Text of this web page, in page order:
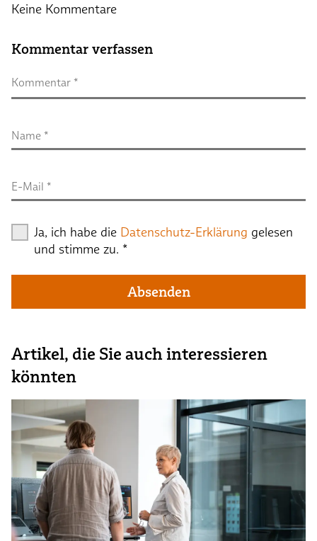
Keine Kommentare
Kommentar verfassen
Name *
Kommentar *
E-Mail *
Ja, ich habe die Datenschutz-Erklärung gelesen
und stimme zu. *
Absenden
Artikel, die Sie auch interessieren
könnten